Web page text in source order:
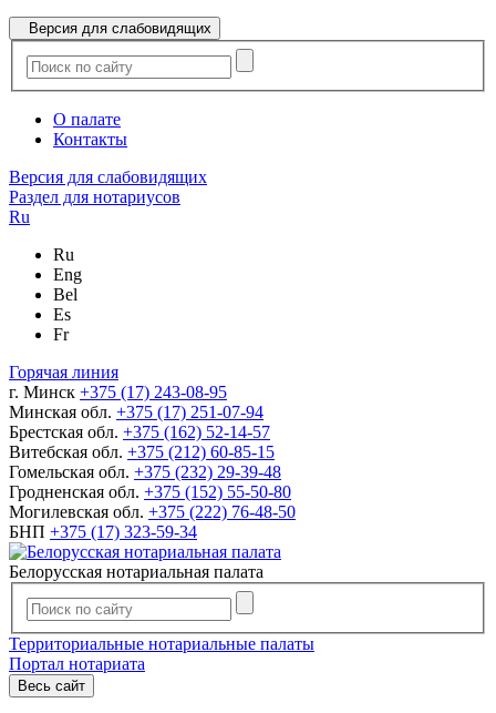
Версия для слабовидящих
О палате
Контакты
Версия для слабовидящих
Раздел для нотариусов
Ru
Ru
Eng
Bel
Es
Fr
Горячая линия
г. Минск +375 (17) 243-08-95
Минская обл. +375 (17) 251-07-94
Брестская обл. +375 (162) 52-14-57
Витебская обл. +375 (212) 60-85-15
Гомельская обл. +375 (232) 29-39-48
Гродненская обл. +375 (152) 55-50-80
Могилевская обл. +375 (222) 76-48-50
БНП +375 (17) 323-59-34
Белорусская нотариальная палата
Территориальные нотариальные палаты
Портал нотариата
Весь сайт